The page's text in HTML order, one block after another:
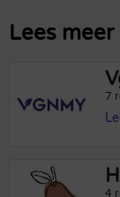
Lees
7
4